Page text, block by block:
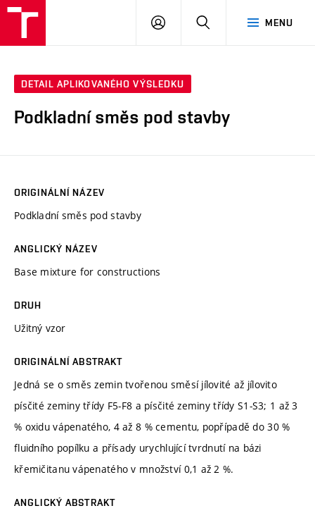
MENU
PŘIHLÁSIT
DETAIL APLIKOVANÉHO VÝSLEDKU
Podkladní směs pod stavby
ORIGINÁLNÍ NÁZEV
Podkladní směs pod stavby
ANGLICKÝ NÁZEV
Base mixture for constructions
DRUH
Užitný vzor
ORIGINÁLNÍ ABSTRAKT
Jedná se o směs zemin tvořenou směsí jílovité až jílovito
písčité zeminy třídy F5-F8 a písčité zeminy třídy S1-S3; 1 až 3
% oxidu vápenatého, 4 až 8 % cementu, popřípadě do 30 %
fluidního popílku a přísady urychlující tvrdnutí na bázi
křemičitanu vápenatého v množství 0,1 až 2 %.
ANGLICKÝ ABSTRAKT